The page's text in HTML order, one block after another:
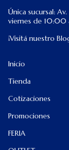
Única sucursal:
viernes de 10:00
¡Visitá nuestro
Inicio
Tienda
Cotizaciones
Promociones
FERIA